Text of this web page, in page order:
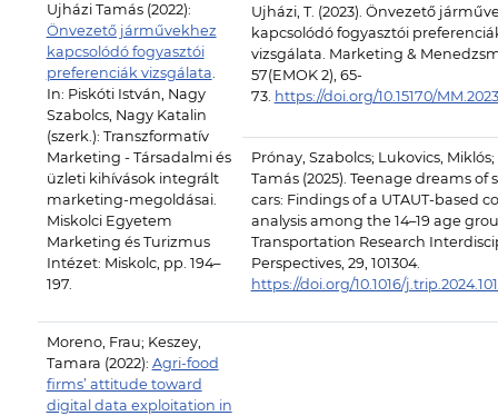
Ujházi Tamás (2022):
Önvezető járművekhez
kapcsolódó fogyasztói
preferenciák vizsgálata.
In: Piskóti István, Nagy
Szabolcs, Nagy Katalin
(szerk.): Transzformatív
Marketing - Társadalmi és
üzleti kihívások integrált
marketing-megoldásai.
Miskolci Egyetem
Marketing és Turizmus
Intézet: Miskolc, pp. 194–
197.
Ujházi, T. (2023). Önvezető
kapcsolódó fogyasztói
vizsgálata. Marketing &
57(EMOK 2), 65-
73. https://doi.org/10.15170/
Prónay, Szabolcs; Lukovics,
Tamás (2025). Teenage dreams of
cars: Findings of a UTAUT-based
analysis among the 14–19 age
Transportation Research
Perspectives, 29, 101304.
https://doi.org/10.1016/
Moreno, Frau; Keszey,
Tamara (2022): Agri-food
firms’ attitude toward
digital data exploitation in